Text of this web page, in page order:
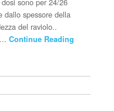
dallo spessore della
del raviolo..
Continue Reading